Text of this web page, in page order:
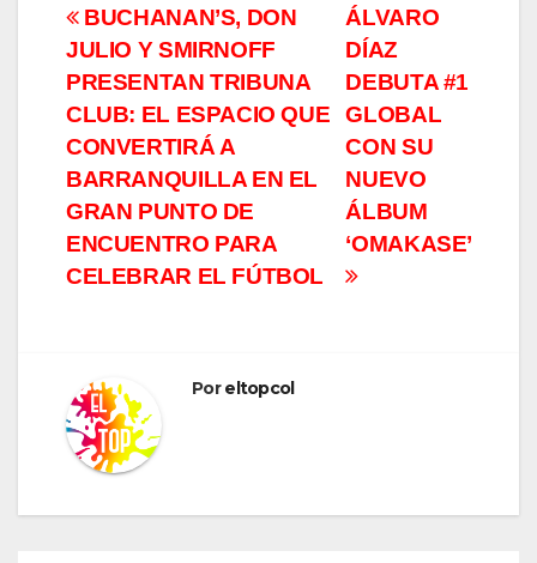
Navegación
de
entradas
ÁLVARO
DÍAZ
DEBUTA #1
GLOBAL
CON SU
NUEVO
ÁLBUM
‘OMAKASE’
BUCHANAN’S, DON
JULIO Y SMIRNOFF
PRESENTAN TRIBUNA
CLUB: EL ESPACIO QUE
CONVERTIRÁ A
BARRANQUILLA EN EL
GRAN PUNTO DE
ENCUENTRO PARA
CELEBRAR EL FÚTBOL
Poreltopcol